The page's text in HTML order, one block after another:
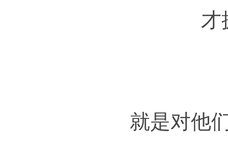
才
就是对他